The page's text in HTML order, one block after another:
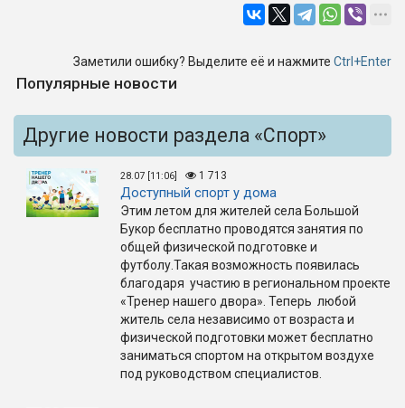
Заметили ошибку? Выделите её и нажмите Ctrl+Enter
Популярные новости
Другие новости раздела «Спорт»
28.07 [11:06] 1 713
Доступный спорт у дома
Этим летом для жителей села Большой
Букор бесплатно проводятся занятия по
общей физической подготовке и
футболу.Такая возможность появилась
благодаря участию в региональном проекте
«Тренер нашего двора». Теперь любой
житель села независимо от возраста и
физической подготовки может бесплатно
заниматься спортом на открытом воздухе
под руководством специалистов.